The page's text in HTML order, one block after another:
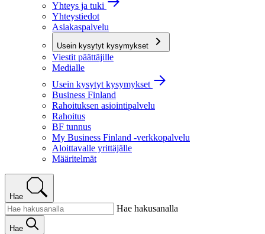
Yhteys ja tuki
Yhteystiedot
Asiakaspalvelu
Usein kysytyt kysymykset
Viestit päättäjille
Medialle
Usein kysytyt kysymykset
Business Finland
Rahoituksen asiointipalvelu
Rahoitus
BF tunnus
My Business Finland -verkkopalvelu
Aloittavalle yrittäjälle
Määritelmät
Hae
Hae hakusanalla
Hae